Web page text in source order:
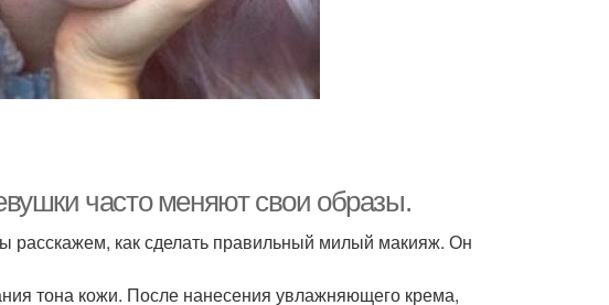
часто меняют свои образы.
расскажем, как сделать правильный милый макияж. Он
тона кожи. После нанесения увлажняющего крема,